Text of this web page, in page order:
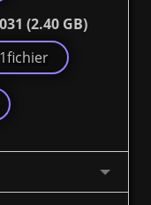
(2.40 GB)
1fichier